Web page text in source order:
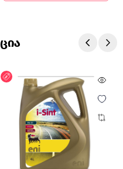
ფასდაკლება